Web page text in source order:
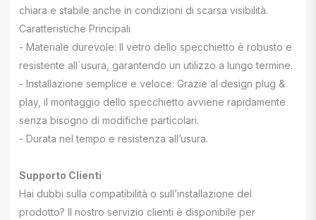
chiara e stabile anche in condizioni di scarsa visibilità.
Caratteristiche Principali
- Materiale durevole: Il vetro dello specchietto è robusto e
resistente all`usura, garantendo un utilizzo a lungo termine.
- Installazione semplice e veloce: Grazie al design plug &
play, il montaggio dello specchietto avviene rapidamente
senza bisogno di modifiche particolari.
- Durata nel tempo e resistenza all’usura.
Supporto Clienti
Hai dubbi sulla compatibilità o sull’installazione del
prodotto? Il nostro servizio clienti è disponibile per